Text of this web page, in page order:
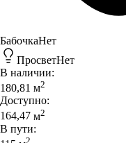
БабочкаНет
ПросветНет
В наличии:
180,81 м2
Доступно:
164,47 м2
В пути:
2